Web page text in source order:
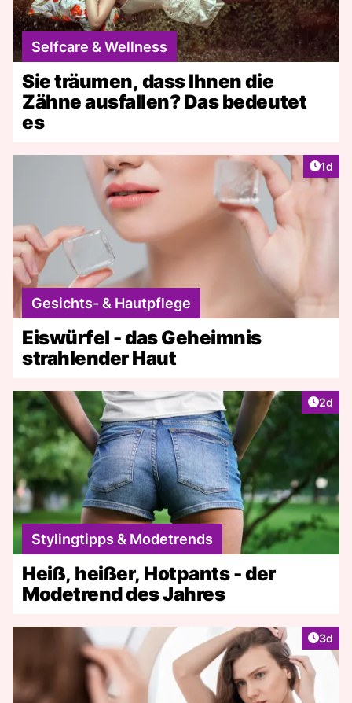
Selfcare & Wellness
Sie träumen, dass Ihnen die
Zähne ausfallen? Das bedeutet
es
1d
Gesichts- & Hautpflege
Eiswürfel - das Geheimnis
strahlender Haut
2d
Stylingtipps & Modetrends
Heiß, heißer, Hotpants - der
Modetrend des Jahres
3d